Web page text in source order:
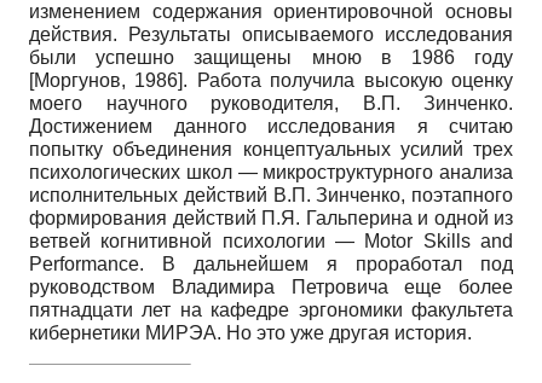
изменением содержания ориентировочной основы
действия. Результаты описываемого исследования
были успешно защищены мною в 1986 году
[Моргунов, 1986].
Работа получила высокую оценку
моего научного руководителя, В.П. Зинчен­ко.
Достижением данного исследования я считаю
попытку объединения концептуальных усилий трех
психологических школ — микроструктурного анализа
исполнительных действий В.П. Зинченко, поэтапного
формирования действий П.Я. Гальперина и одной из
ветвей когнитивной психологии — Motor Skills and
Performance.
В дальнейшем я проработал под
руководством Владимира Петровича еще более
пятнадцати лет на кафедре эргономики факультета
кибернетики МИРЭА. Но это уже другая история.